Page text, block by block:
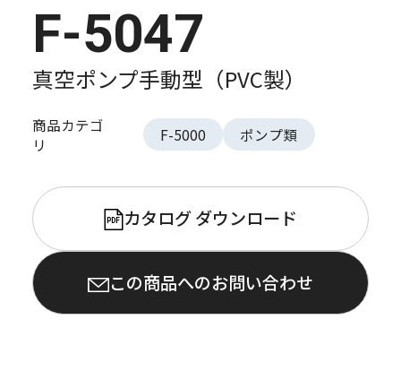
F-5047
真空ポンプ手動型（PVC製）
商品カテゴ
リ
F-5000 ポンプ類
PDF カタログ ダウンロード
この商品へのお問い合わせ